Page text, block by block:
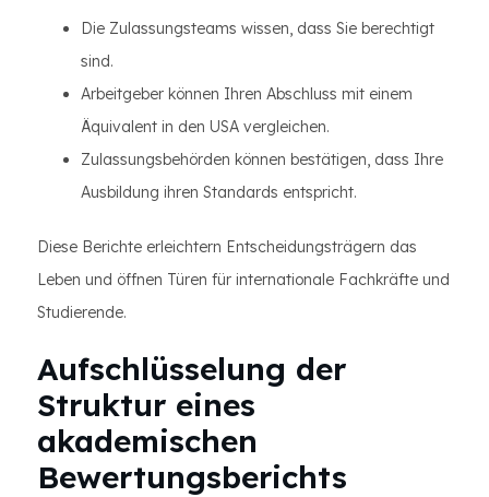
Die Zulassungsteams wissen, dass Sie berechtigt
sind.
Arbeitgeber können Ihren Abschluss mit einem
Äquivalent in den USA vergleichen.
Zulassungsbehörden können bestätigen, dass Ihre
Ausbildung ihren Standards entspricht.
Diese Berichte erleichtern Entscheidungsträgern das
Leben und öffnen Türen für internationale Fachkräfte und
Studierende.
Aufschlüsselung der
Struktur eines
akademischen
Bewertungsberichts